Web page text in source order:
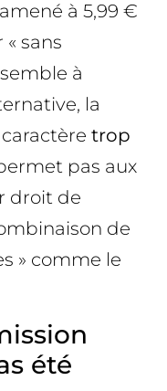
à 5,99 €
sans
à
la
trop
pas aux
droit de
de
» comme le
été